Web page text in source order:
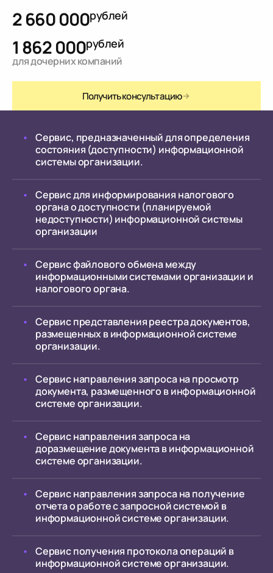
2 660 000рублей
1 862 000рублей
для дочерних компаний
Получить консультацию
Сервис, предназначенный для определения
состояния (доступности) информационной
системы организации.
Сервис для информирования налогового
органа о доступности (планируемой
недоступности) информационной системы
организации
Сервис файлового обмена между
информационными системами организации и
налогового органа.
Сервис представления реестра документов,
размещенных в информационной системе
организации.
Сервис направления запроса на просмотр
документа, размещенного в информационной
системе организации.
Сервис направления запроса на
доразмещение документа в информационной
системе организации.
Сервис направления запроса на получение
отчета о работе с запросной системой в
информационной системе организации.
Сервис получения протокола операций в
информационной системе организации.